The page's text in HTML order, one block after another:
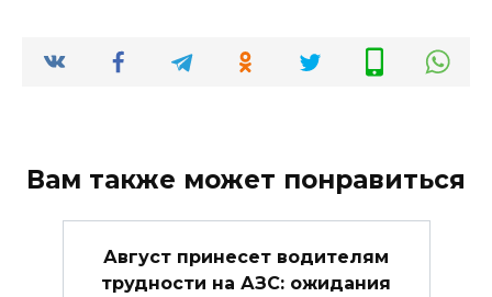
Вам также может понравиться
Август принесет водителям
трудности на АЗС: ожидания